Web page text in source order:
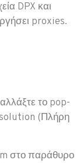
DPX και
proxies.
το pop-
(Πλήρη
στο παράθυρο